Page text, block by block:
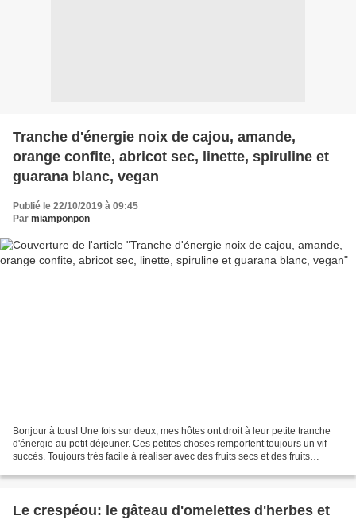
Tranche d'énergie noix de cajou, amande,
orange confite, abricot sec, linette, spiruline et
guarana blanc, vegan
Publié le 22/10/2019 à 09:45
Par miamponpon
Bonjour à tous! Une fois sur deux, mes hôtes ont droit à leur petite tranche
d'énergie au petit déjeuner. Ces petites choses remportent toujours un vif
succès. Toujours très facile à réaliser avec des fruits secs et des fruits
Le crespéou: le gâteau d'omelettes d'herbes et